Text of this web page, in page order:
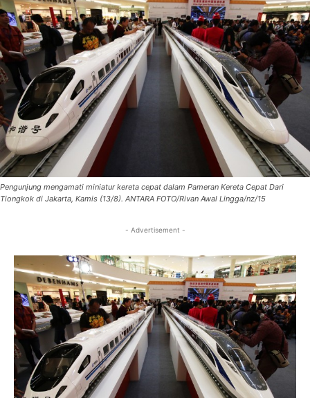
Pengunjung mengamati miniatur kereta cepat dalam Pameran Kereta Cepat Dari
Tiongkok di Jakarta, Kamis (13/8). ANTARA FOTO/Rivan Awal Lingga/nz/15
- Advertisement -